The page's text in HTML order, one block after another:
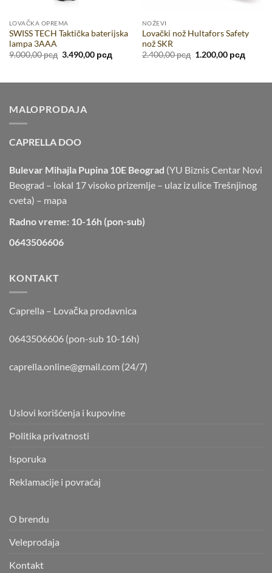
LOVAČKA OPREMA
SWISS TECH Taktička baterijska
lampa 3AAA
9.000,00рсд Originalna
9.000,00 рсд.
3.490,00 рсдTrenutna
cena
NOŽEVI
Lovački nož Hultafors Safety
nož SKR
2.400,00рсд Originalna
2.400,00 рсд.
1.200,00 рсд
cena
MALOPRODAJA
CAPRELLA DOO
Bulevar Mihajla Pupina 10E Beograd (YU Biznis Centar Novi
Beograd – lokal 17 visoko prizemlje – ulaz iz ulice Trešnjinog
cveta) – mapa
Radno vreme: 10-16h (pon-sub)
0643506606
KONTAKT
Caprella – Lovačka prodavnica
0643506606 (pon-sub 10-16h)
caprella.online@gmail.com (24/7)
Uslovi korišćenja i kupovine
Politika privatnosti
Isporuka
Reklamacije i povraćaj
O brendu
Veleprodaja
Kontakt